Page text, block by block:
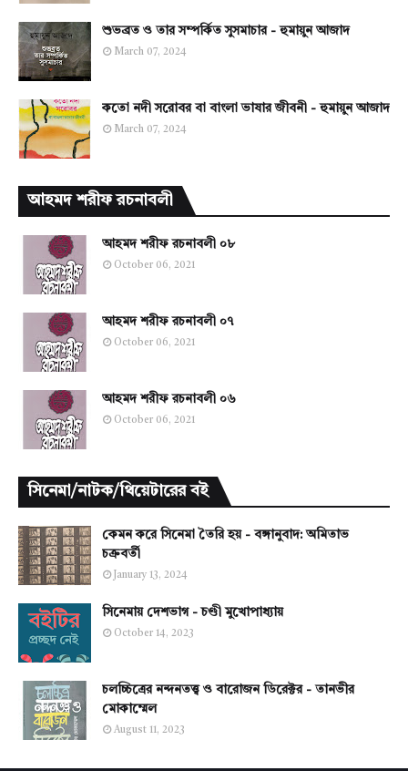
শুভব্রত ও তার সম্পর্কিত সুসমাচার - হুমায়ুন আজাদ
March 07, 2024
কতো নদী সরোবর বা বাংলা ভাষার জীবনী - হুমায়ুন আজাদ
March 07, 2024
আহমদ শরীফ রচনাবলী
আহমদ শরীফ রচনাবলী ০৮
October 06, 2021
আহমদ শরীফ রচনাবলী ০৭
October 06, 2021
আহমদ শরীফ রচনাবলী ০৬
October 06, 2021
সিনেমা/নাটক/থিয়েটারের বই
কেমন করে সিনেমা তৈরি হয় - বঙ্গানুবাদ: অমিতাভ
চক্রবর্তী
January 13, 2024
সিনেমায় দেশভাগ - চণ্ডী মুখোপাধ্যায়
October 14, 2023
চলচ্চিত্রের নন্দনতত্ত্ব ও বারোজন ডিরেক্টর - তানভীর
মোকাম্মেল
August 11, 2023